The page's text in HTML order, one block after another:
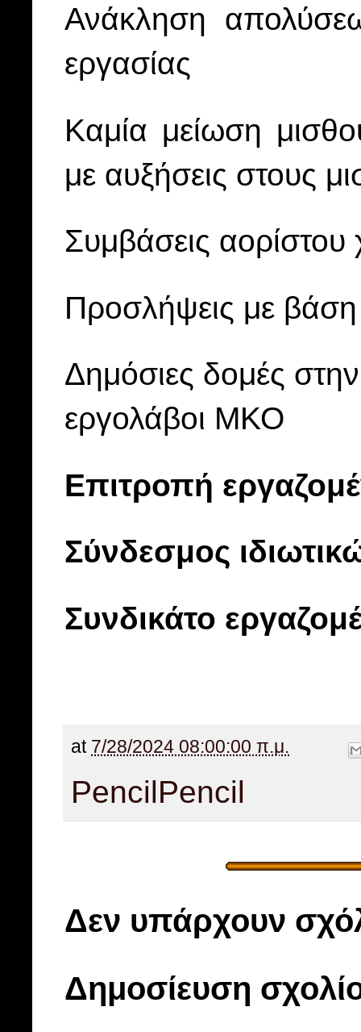
Ανάκληση
εργασίας
Καμία μείωση
με αυξήσεις στους
Συμβάσεις αορίστου
Προσλήψεις με βάση
Δημόσιες δομές
εργολάβοι ΜΚΟ
Επιτροπή
Σύνδεσμος
Συνδικάτο
at 7/28/2024 08:00:00 π.μ.
PencilPencil
Δεν υπάρχουν
Δημοσίευση